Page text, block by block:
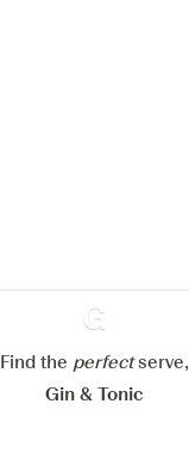
Ginventory
Find the perfectserve,
Gin & Tonic